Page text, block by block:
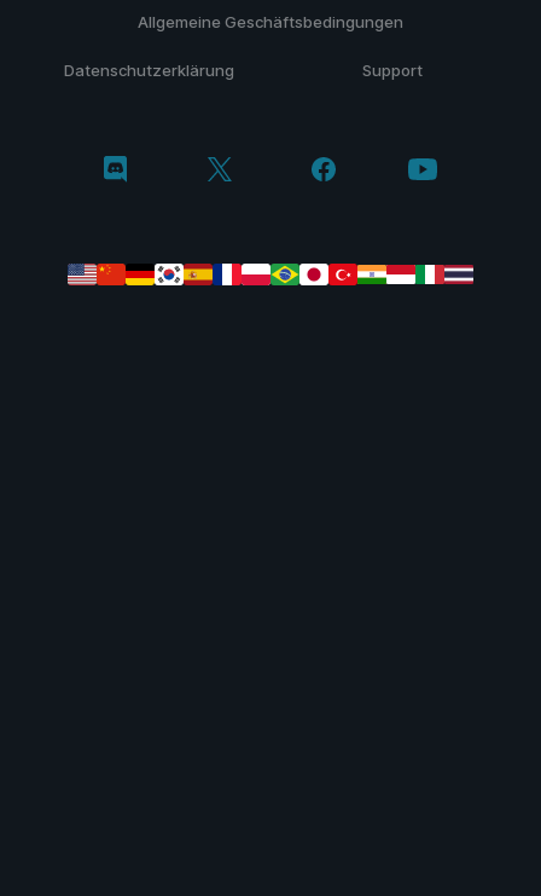
Allgemeine Geschäftsbedingungen
Datenschutzerklärung Support